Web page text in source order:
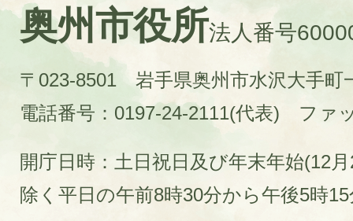
奥州市役所法人番号
〒023-8501 岩手県奥州市水沢大手町
電話番号：0197-24-2111(代表)
ファ
開庁日時：土日祝日及び年末年始(12
除く平日の午前8時30分から午後5時